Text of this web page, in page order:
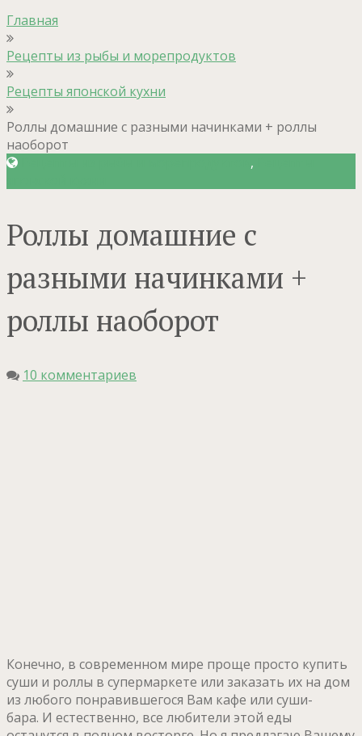
Главная
Рецепты из рыбы и морепродуктов
Рецепты японской кухни
Роллы домашние с разными начинками + роллы
наоборот
,
Роллы домашние с
разными начинками +
роллы наоборот
10 комментариев
Конечно, в современном мире проще просто купить
суши и роллы в супермаркете или заказать их на дом
из любого понравившегося Вам кафе или суши-
бара. И естественно, все любители этой еды